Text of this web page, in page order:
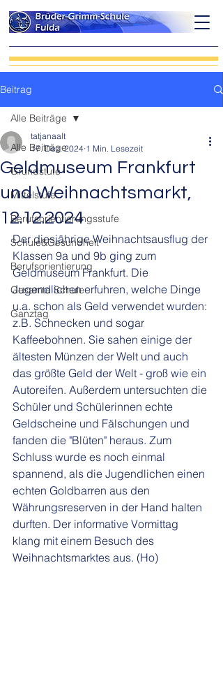
Beitrag
Alle Beiträge
Grundstufe
Mittelstufe
Berufsorientierungsstufe
Schule&Gesundheit
Berufsorientierung
Gesamte Schule
Ganztag
Alle Beiträge
Geldmuseum Frankfurt
und Weihnachtsmarkt,
12.12.2024
tatjanaalt
17. Dez. 2024 1 Min. Lesezeit
Der diesjährige Weihnachtsausflug der
Klassen 9a und 9b ging zum
Geldmuseum Frankfurt. Die
Jugendlichen erfuhren, welche Dinge
u.a. schon als Geld verwendet wurden:
z.B. Schnecken und sogar
Kaffeebohnen. Sie sahen einige der
ältesten Münzen der Welt und auch
das größte Geld der Welt - groß wie ein
Autoreifen. Außerdem untersuchten die
Schüler und Schülerinnen echte
Geldscheine und Fälschungen und
fanden die "Blüten" heraus. Zum
Schluss wurde es noch einmal
spannend, als die Jugendlichen einen
echten Goldbarren aus den
Währungsreserven in der Hand halten
durften. Der informative Vormittag
klang mit einem Besuch des
Weihnachtsmarktes aus. (Ho)